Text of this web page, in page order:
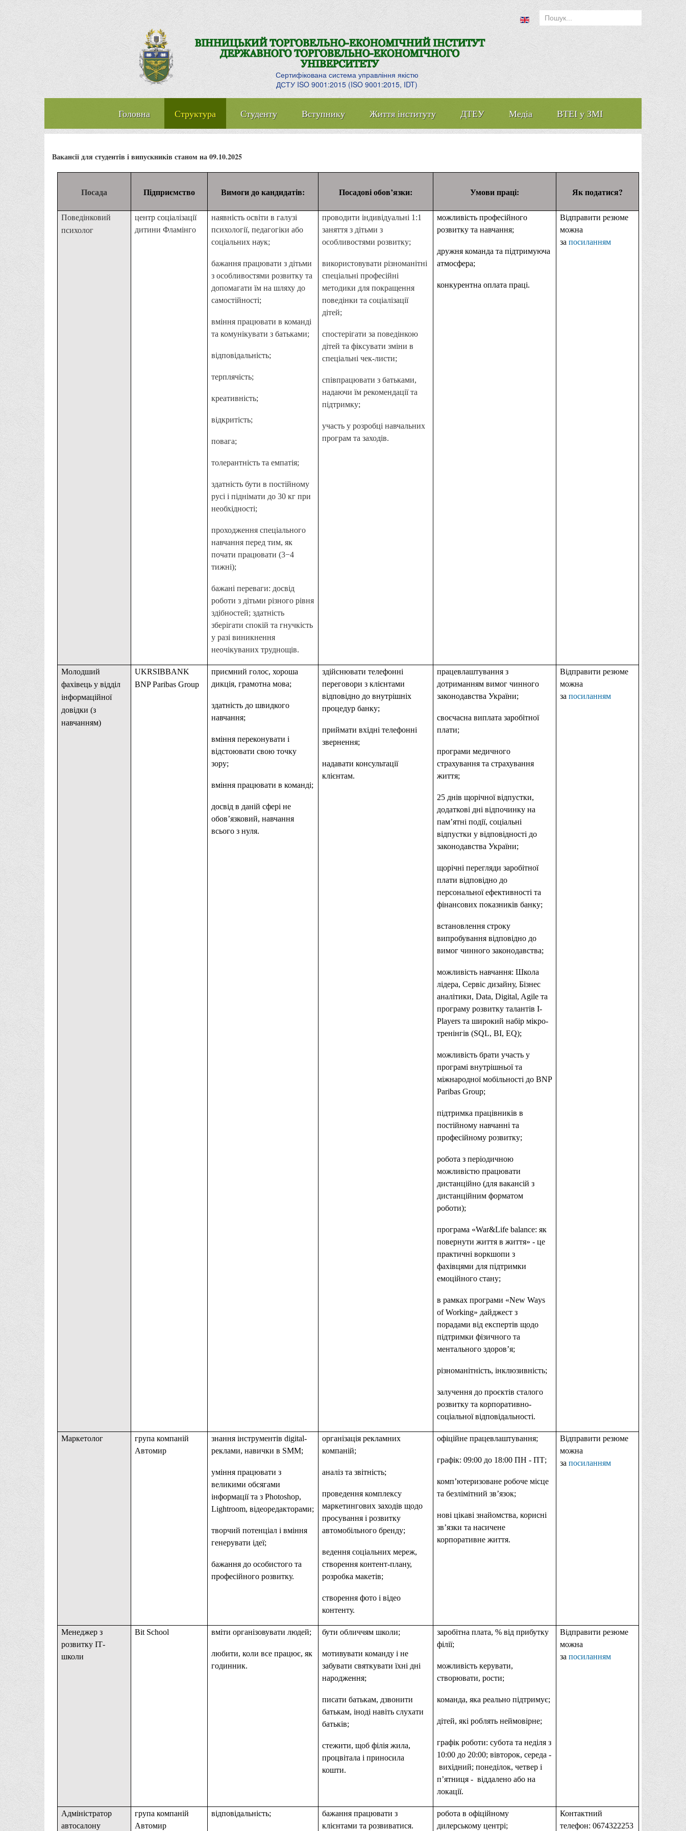
Сертифікована система управління якістю
ДСТУ ISO 9001:2015 (ISO 9001:2015, IDT)
Головна Структура Студенту Вступнику Життя інституту ДТЕУ Медіа ВТЕІ у ЗМІ
Вакансії для студентів і випускників станом на 09.10.2025
Посада Підприємство Вимоги до кандидатів: Посадові обов’язки: Умови праці: Як податися?
Поведінковий
психолог
центр соціалізації
дитини Фламінго
наявність освіти в галузі
психології, педагогіки або
соціальних наук;
бажання працювати з дітьми
з особливостями розвитку та
допомагати їм на шляху до
самостійності;
вміння працювати в команді
та комунікувати з батьками;
відповідальність;
терплячість;
креативність;
відкритість;
повага;
толерантність та емпатія;
здатність бути в постійному
русі і піднімати до 30 кг при
необхідності;
проходження спеціального
навчання перед тим, як
почати працювати (3−4
тижні);
бажані переваги: досвід
роботи з дітьми різного рівня
здібностей; здатність
зберігати спокій та гнучкість
у разі виникнення
неочікуваних труднощів.
проводити індивідуальні 1:1
заняття з дітьми з
особливостями розвитку;
використовувати різноманітні
спеціальні професійні
методики для покращення
поведінки та соціалізації
дітей;
спостерігати за поведінкою
дітей та фіксувати зміни в
спеціальні чек-листи;
співпрацювати з батьками,
надаючи їм рекомендації та
підтримку;
участь у розробці навчальних
програм та заходів.
можливість професійного
розвитку та навчання;
дружня команда та підтримуюча
атмосфера;
конкурентна оплата праці.
Відправити резюме
можна
за посиланням
Молодший
фахівець у відділ
інформаційної
довідки (з
навчанням)
UKRSIBBANK
BNP Paribas Group
приємний голос, хороша
дикція, грамотна мова;
здатність до швидкого
навчання;
вміння переконувати і
відстоювати свою точку
зору;
вміння працювати в команді;
досвід в даній сфері не
обов’язковий, навчання
всього з нуля.
здійснювати телефонні
переговори з клієнтами
відповідно до внутрішніх
процедур банку;
приймати вхідні телефонні
звернення;
надавати консультації
клієнтам.
працевлаштування з
дотриманням вимог чинного
законодавства України;
своєчасна виплата заробітної
плати;
програми медичного
страхування та страхування
життя;
25 днів щорічної відпустки,
додаткові дні відпочинку на
пам’ятні події, соціальні
відпустки у відповідності до
законодавства України;
щорічні перегляди заробітної
плати відповідно до
персональної ефективності та
фінансових показників банку;
встановлення строку
випробування відповідно до
вимог чинного законодавства;
можливість навчання: Школа
лідера, Сервіс дизайну, Бізнес
аналітики, Data, Digital, Agile та
програму розвитку талантів I-
Players та широкий набір мікро-
тренінгів (SQL, BI, EQ);
можливість брати участь у
програмі внутрішньої та
міжнародної мобільності до BNP
Paribas Group;
підтримка працівників в
постійному навчанні та
професійному розвитку;
робота з періодичною
можливістю працювати
дистанційно (для вакансій з
дистанційним форматом
роботи);
програма «War&Life balance: як
повернути життя в життя» - це
практичні воркшопи з
фахівцями для підтримки
емоційного стану;
в рамках програми «New Ways
of Working» дайджест з
порадами від експертів щодо
підтримки фізичного та
ментального здоров’я;
різноманітність, інклюзивність;
залучення до проєктів сталого
розвитку та корпоративно-
соціальної відповідальності.
Відправити резюме
можна
за посиланням
Маркетолог
група компаній
Автомир
знання інструментів digital-
реклами, навички в SMM;
уміння працювати з
великими обсягами
інформації та з Photoshop,
Lightroom, відеоредакторами;
творчий потенціал і вміння
генерувати ідеї;
бажання до особистого та
професійного розвитку.
організація рекламних
компаній;
аналіз та звітність;
проведення комплексу
маркетингових заходів щодо
просування і розвитку
автомобільного бренду;
ведення соціальних мереж,
створення контент-плану,
розробка макетів;
створення фото і відео
контенту.
офіційне працевлаштування;
графік: 09:00 до 18:00 ПН - ПТ;
комп’ютеризоване робоче місце
та безлімітний зв’язок;
нові цікаві знайомства, корисні
зв’язки та насичене
корпоративне життя.
Відправити резюме
можна
за посиланням
Менеджер з
розвитку ІТ-
школи
Bit School вміти організовувати людей;
любити, коли все працює, як
годинник.
бути обличчям школи;
мотивувати команду і не
забувати святкувати їхні дні
народження;
писати батькам, дзвонити
батькам, іноді навіть слухати
батьків;
стежити, щоб філія жила,
процвітала і приносила
кошти.
заробітна плата, % від прибутку
філії;
можливість керувати,
створювати, рости;
команда, яка реально підтримує;
дітей, які роблять неймовірне;
графік роботи: субота та неділя з
10:00 до 20:00; вівторок, середа -
вихідний; понеділок, четвер і
п’ятниця - віддалено або на
локації.
Відправити резюме
можна
за посиланням
Адміністратор
автосалону
група компаній
Автомир
відповідальність;
бажання працювати з
клієнтами та розвиватися.
робота в офіційному
дилерському центрі;
Контактний
телефон: 0674322253